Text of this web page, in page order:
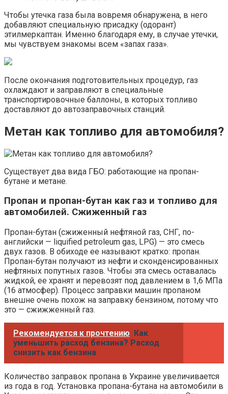
Чтобы утечка газа была вовремя обнаружена, в него
добавляют специальную присадку (одорант)
этилмеркаптан. Именно благодаря ему, в случае утечки,
мы чувствуем знакомы всем «запах газа».
После окончания подготовительных процедур, газ
охлаждают и заправляют в специальные
транспортировочные баллоны, в которых топливо
доставляют до автозаправочных станций.
Метан как топливо для автомобиля?
Существует два вида ГБО: работающие на пропан-
бутане и метане.
Пропан и пропан-бутан как газ и топливо для
автомобилей. Сжиженный газ
Пропан-бутан (сжиженный нефтяной газ, СНГ, по-
английски — liquified petroleum gas, LPG) — это смесь
двух газов. В обиходе ее называют кратко: пропан.
Пропан-бутан получают из нефти и сконденсированных
нефтяных попутных газов. Чтобы эта смесь оставалась
жидкой, ее хранят и перевозят под давлением в 1,6 МПа
(16 атмосфер). Процесс заправки машин пропаном
внешне очень похож на заправку бензином, потому что
это — сжижженный газ.
Рекомендуется к прочтению Как
уменьшить расход бензина? Расход
снизить как бензина
Количество заправок пропана в Украине увеличивается
из года в год. Установка пропана-бутана на автомобили в